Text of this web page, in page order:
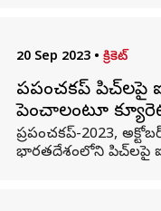
20 Sep 2023 • క్రికెట్
ప్రపంచకప్ పిచ్‌ల‌పై
పెంచాలంటూ
ప్రపంచకప్-2023,
భారతదేశంలోని పిచ్‌లపై